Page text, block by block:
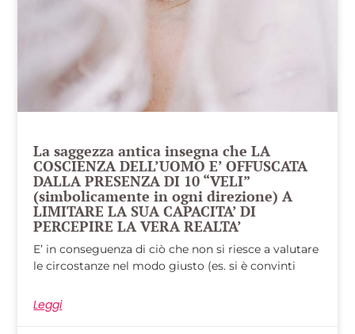
La saggezza antica insegna che LA
COSCIENZA DELL’UOMO E’ OFFUSCATA
DALLA PRESENZA DI 10 “VELI”
(simbolicamente in ogni direzione) A
LIMITARE LA SUA CAPACITA’ DI
PERCEPIRE LA VERA REALTA’
E’ in conseguenza di ciò che non si riesce a valutare
le circostanze nel modo giusto (es. si è convinti
Leggi